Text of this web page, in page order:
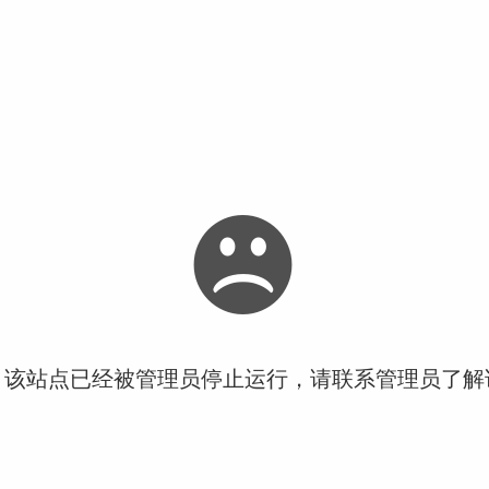
站点已经被管理员停止运行，请联系管理员了